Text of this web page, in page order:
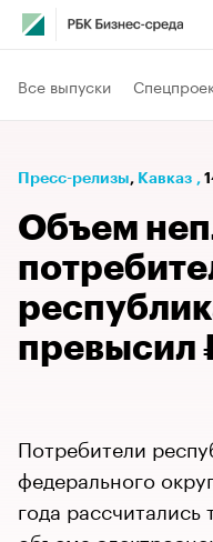
Все выпуски
Пресс-релизы⁠, Кавказ ,
Объем
превысил
Потребители
федерального
года